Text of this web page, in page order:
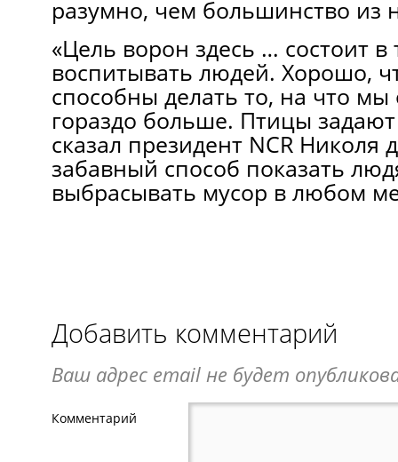
разумно, чем большинство из
«Цель ворон здесь … состоит
воспитывать людей. Хорошо,
способны делать то, на что
гораздо больше. Птицы
сказал президент NCR Николя
забавный способ показать
выбрасывать мусор в любом
Добавить комментарий
Ваш адрес email не будет
Комментарий